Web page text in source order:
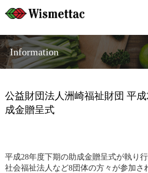
Information
公益財団法人洲崎福祉財団 平
成金贈呈式
平成28年度下期の助成金贈呈式が執り
社会福祉法人など8団体の方々が参加さ